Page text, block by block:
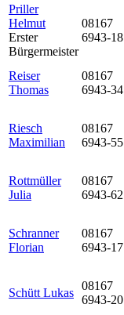
Priller
Helmut
Erster
Bürgermeister
08167
6943-18
Reiser
Thomas
08167
6943-34
Riesch
Maximilian
08167
6943-55
Rottmüller
Julia
08167
6943-62
Schranner
Florian
08167
6943-17
Schütt Lukas
08167
6943-20